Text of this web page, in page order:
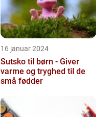
16 januar 2024
Sutsko til børn - Giver
varme og tryghed til de
små fødder